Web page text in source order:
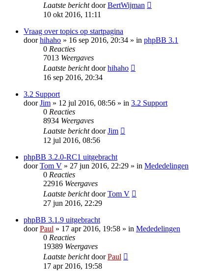
Laatste berichtdoorBertWijman
10 okt 2016, 11:11
Vraag over topics op startpagina
doorhihaho » 16 sep 2016, 20:34 » in phpBB 3.1
0 Reacties
7013 Weergaves
Laatste berichtdoorhihaho
16 sep 2016, 20:34
3.2 Support
doorJim » 12 jul 2016, 08:56 » in 3.2 Support
0 Reacties
8934 Weergaves
Laatste berichtdoorJim
12 jul 2016, 08:56
phpBB 3.2.0-RC1 uitgebracht
doorTom V » 27 jun 2016, 22:29 » in Mededelingen
0 Reacties
22916 Weergaves
Laatste berichtdoorTom V
27 jun 2016, 22:29
phpBB 3.1.9 uitgebracht
doorPaul » 17 apr 2016, 19:58 » in Mededelingen
0 Reacties
19389 Weergaves
Laatste berichtdoorPaul
17 apr 2016, 19:58